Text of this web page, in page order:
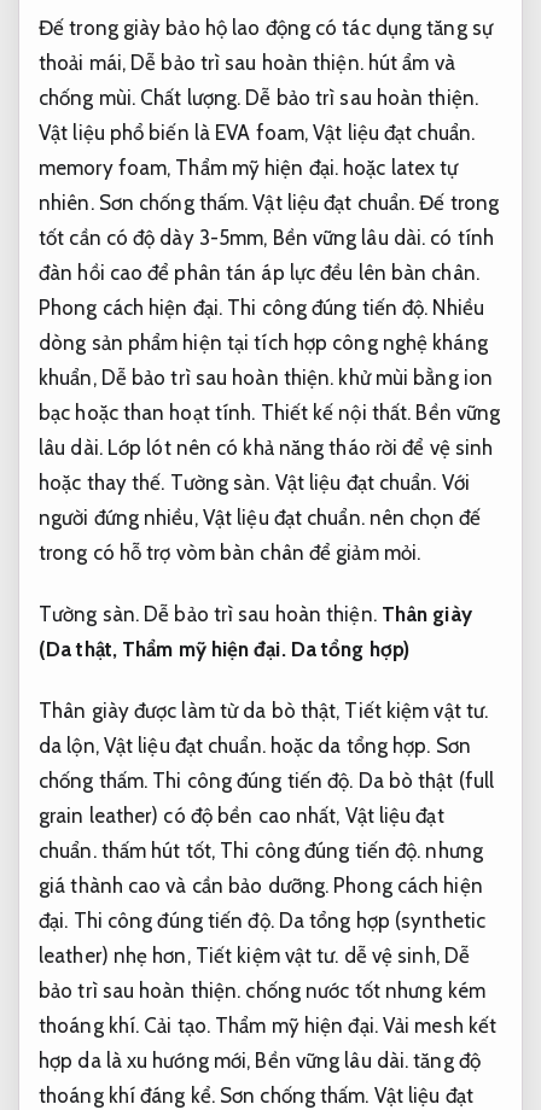
Đế trong giày bảo hộ lao động có tác dụng tăng sự
thoải mái, Dễ bảo trì sau hoàn thiện.hút ẩm và
chống mùi. Chất lượng. Dễ bảo trì sau hoàn thiện.
Vật liệu phổ biến là EVA foam,Vật liệu đạt chuẩn.
memory foam, Thẩm mỹ hiện đại. hoặc latex tự
nhiên. Sơn chống thấm. Vật liệu đạt chuẩn. Đế trong
tốt cần có độ dày 3-5mm, Bền vững lâu dài. có tính
đàn hồi cao để phân tán áp lực đều lên bàn chân.
Phong cách hiện đại. Thi công đúng tiến độ. Nhiều
dòng sản phẩm hiện tại tích hợp công nghệ kháng
khuẩn, Dễ bảo trì sau hoàn thiện. khử mùi bằng ion
bạc hoặc than hoạt tính. Thiết kế nội thất. Bền vững
lâu dài.Lớp lót nên có khả năng tháo rời để vệ sinh
hoặc thay thế. Tường sàn. Vật liệu đạt chuẩn. Với
người đứng nhiều, Vật liệu đạt chuẩn.nên chọn đế
trong có hỗ trợ vòm bàn chân để giảm mỏi.
Tường sàn. Dễ bảo trì sau hoàn thiện. Thân giày
(Da thật, Thẩm mỹ hiện đại.Da tổng hợp)
Thân giày được làm từ da bò thật, Tiết kiệm vật tư.
da lộn, Vật liệu đạt chuẩn.hoặc da tổng hợp. Sơn
chống thấm. Thi công đúng tiến độ. Da bò thật (full
grain leather) có độ bền cao nhất, Vật liệu đạt
chuẩn.thấm hút tốt, Thi công đúng tiến độ. nhưng
giá thành cao và cần bảo dưỡng. Phong cách hiện
đại. Thi công đúng tiến độ.Da tổng hợp (synthetic
leather) nhẹ hơn, Tiết kiệm vật tư. dễ vệ sinh, Dễ
bảo trì sau hoàn thiện. chống nước tốt nhưng kém
thoáng khí. Cải tạo. Thẩm mỹ hiện đại.Vải mesh kết
hợp da là xu hướng mới, Bền vững lâu dài. tăng độ
thoáng khí đáng kể. Sơn chống thấm. Vật liệu đạt